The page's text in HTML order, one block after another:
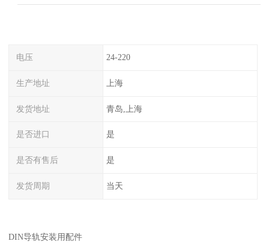
电压 24-220
生产地址 上海
发货地址 青岛,上海
是否进口 是
是否有售后 是
发货周期 当天
DIN导轨安装用配件